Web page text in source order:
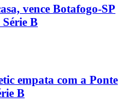
vence Botafogo-SP
Série B
empata com a Ponte
B